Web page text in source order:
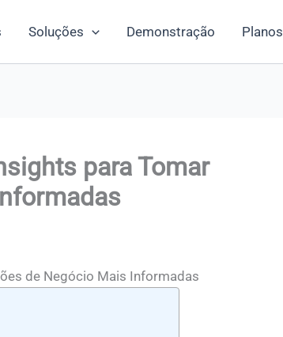
Soluções Demonstração Planos
para Tomar
de Negócio Mais Informadas